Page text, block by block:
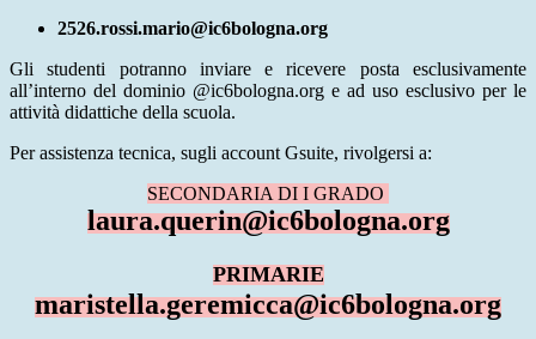
2526.rossi.mario@ic6bologna.org
Gli studenti potranno inviare e ricevere posta esclusivamente
all’interno del dominio @ic6bologna.org e ad uso esclusivo per le
attività didattiche della scuola.
Per assistenza tecnica, sugli account Gsuite, rivolgersi a:
SECONDARIA DI I GRADO
laura.querin@ic6bologna.org
PRIMARIE
maristella.geremicca@ic6bologna.org